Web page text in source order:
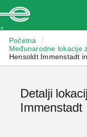
Početna
/
Međunarodne lokacije
Hensoldt Immenstadt
Detalji
Immenstadt